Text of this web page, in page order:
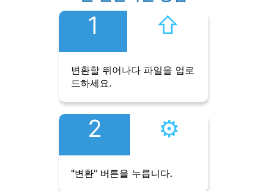
1 ⇧︎
변환할 뛰어나다 파일을 업로
드하세요.
2 ⚙︎
"변환" 버튼을 누릅니다.